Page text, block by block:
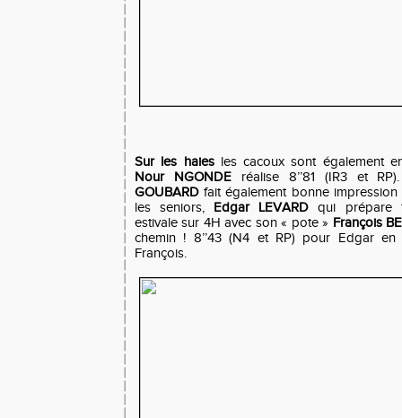
Sur les haiesles cacoux sont également
Nour NGONDEréalise 8’’81 (IR3 et
GOUBARD fait également bonne impression
les seniors, Edgar LEVARD qui prépare
estivale sur 4H avec son « pote » François
chemin ! 8’’43 (N4 et RP) pour Edgar en
François.